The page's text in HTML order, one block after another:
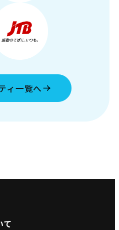
ィ一覧へ
て